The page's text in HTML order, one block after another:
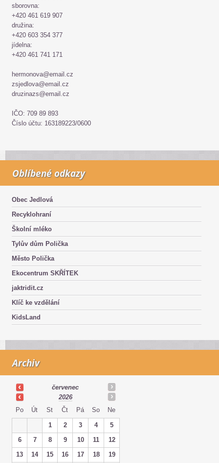
sborovna:
+420 461 619 907
družina:
+420 603 354 377
jídelna:
+420 461 741 171
hermonova@email.cz
zsjedlova@email.cz
druzinazs@email.cz
IČO: 709 89 893
Číslo účtu: 163189223/0600
Oblíbené odkazy
Obec Jedlová
Recyklohraní
Školní mléko
Tylův dům Polička
Město Polička
Ekocentrum SKŘÍTEK
jaktridit.cz
Klíč ke vzdělání
KidsLand
Archiv
červenec
2026
Po
Út St Čt Pá So Ne
1 2 3 4
5
6
7 8 9 10 11
12
13
14 15 16 17 18 19